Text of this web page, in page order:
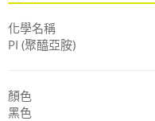
化學名稱
PI (聚醯亞胺)
顏色
黑色